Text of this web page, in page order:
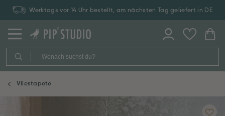
Werktags vor 14 Uhr bestellt, am nächsten Tag geliefert in DE
Vliestapete